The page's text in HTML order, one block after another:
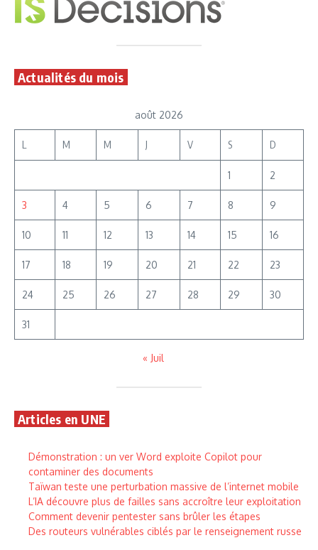
Actualités du mois
août 2026
L M M J V S D
1 2
3 4 5 6 7 8 9
10 11 12 13 14 15 16
17 18 19 20 21 22 23
24 25 26 27 28 29 30
31
« Juil
Articles en UNE
Démonstration : un ver Word exploite Copilot pour
contaminer des documents
Taïwan teste une perturbation massive de l’internet mobile
L’IA découvre plus de failles sans accroître leur exploitation
Comment devenir pentester sans brûler les étapes
Des routeurs vulnérables ciblés par le renseignement russe